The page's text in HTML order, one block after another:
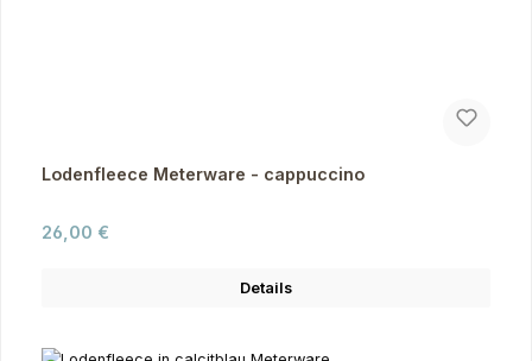
Lodenfleece Meterware - cappuccino
Regulärer Preis:
26,00 €
Details